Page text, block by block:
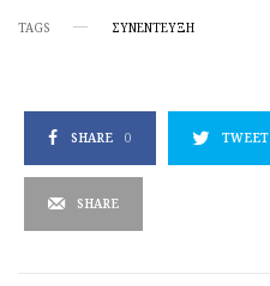
TAGS ΣΥΝΕΝΤΕΥΞΗ
SHARE 0 TWEET
SHARE